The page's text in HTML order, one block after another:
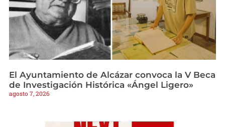
El Ayuntamiento de Alcázar convoca la V Beca
de Investigación Histórica «Ángel Ligero»
agosto 7, 2026